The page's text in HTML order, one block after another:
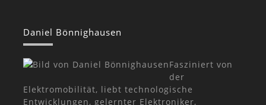
Daniel Bönnighausen
Fasziniert von
der
Elektromobilität, liebt technologische
Entwicklungen, gelernter Elektroniker,